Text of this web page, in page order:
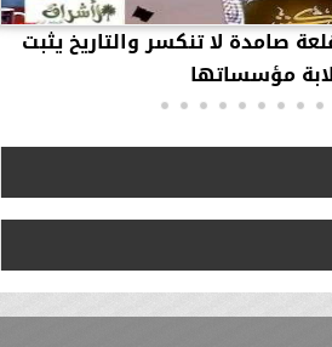
صامدة لا تنكسر والتاريخ يثبت
مؤسساتها